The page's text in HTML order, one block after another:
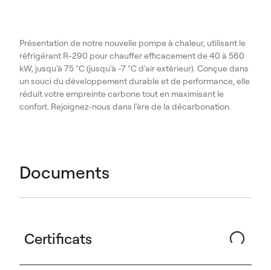
Présentation de notre nouvelle pompe à chaleur, utilisant le
réfrigérant R-290 pour chauffer efficacement de 40 à 560
kW, jusqu'à 75 °C (jusqu'à -7 °C d'air extérieur). Conçue dans
un souci du développement durable et de performance, elle
réduit votre empreinte carbone tout en maximisant le
confort. Rejoignez-nous dans l'ère de la décarbonation.
Documents
Certificats